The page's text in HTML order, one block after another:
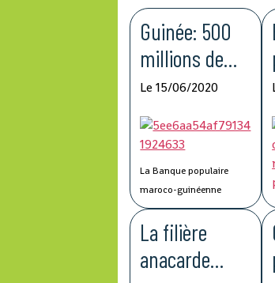
Guinée: 500
millions de
francs
guinéens du
Groupe BCP
pour lutter
contre la
Covid-19
Le 15/06/2020
La Banque populaire
maroco-guinéenne
(BPMG), une filiale de
Groupe Banque centrale
a fait don de 500 millions
La filière
anacarde